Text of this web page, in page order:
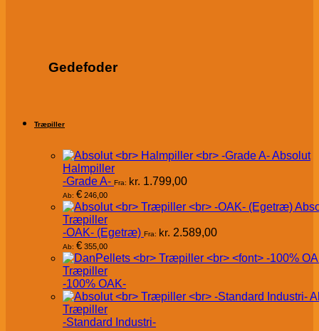
Gedefoder
Træpiller
Absolut
Halmpiller
-Grade A- Fra: kr. 1.799,00
Ab: € 246,00
Træpiller
-OAK- (Egetræ) Fra: kr. 2.589,00
Ab: € 355,00
Træpiller
-100% OAK-
Træpiller
-Standard Industri-